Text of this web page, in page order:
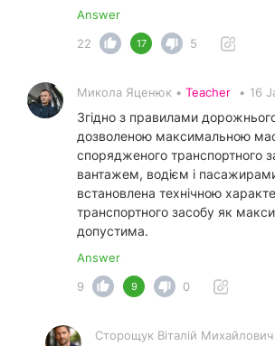
Answer
22
17 5
Микола Яценюк • Teacher • 16
Згідно з правилами
дозволеною максимальною
спорядженого транспортного
вантажем, водієм і
встановлена технічною
транспортного засобу як
допустима.
Answer
9
9 0
Сторощук Віталій Михайлович